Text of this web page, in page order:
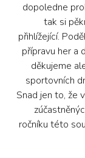
dopoledne
tak si
přihlížející.
přípravu her a
děkujeme
sportovních
Snad jen to, že
ročníku této